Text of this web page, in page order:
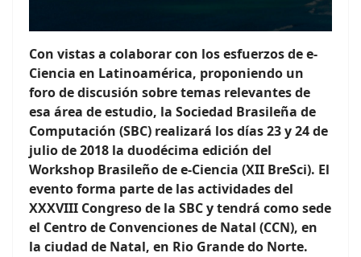
Con vistas a colaborar con los esfuerzos de e-
Ciencia en Latinoamérica, proponiendo un
foro de discusión sobre temas relevantes de
esa área de estudio, la Sociedad Brasileña de
Computación (SBC) realizará los días 23 y 24 de
julio de 2018 la duodécima edición del
Workshop Brasileño de e-Ciencia (XII BreSci). El
evento forma parte de las actividades del
XXXVIII Congreso de la SBC y tendrá como sede
el Centro de Convenciones de Natal (CCN), en
la ciudad de Natal, en Rio Grande do Norte.